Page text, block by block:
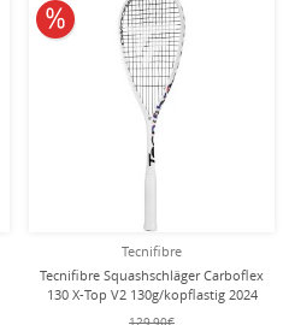
Tecnifibre
Tecnifibre Squashschläger Carboflex
130 X-Top V2 130g/kopflastig 2024
weiss - besaitet -
10% reduziert